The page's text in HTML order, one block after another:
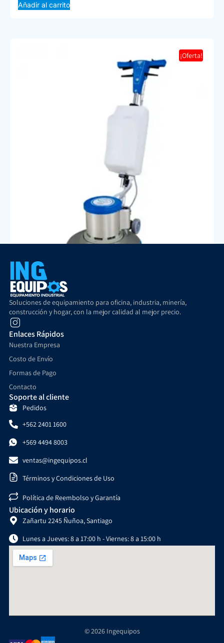
Añadir al carrito
¡Oferta!
Abrillantadora Industrial 17″ MAB-522
$529.900 $ 499.900 + IVA
Añadir al carrito
Soluciones de equipamiento para oficina, industria, minería,
construcción y hogar, con la mejor calidad al mejor precio.
Enlaces Rápidos
Nuestra Empresa
Costo de Envío
Formas de Pago
Contacto
Soporte al cliente
Pedidos
+562 2401 1600
+569 4494 8003
ventas@ingequipos.cl
Términos y Condiciones de Uso
Política de Reembolso y Garantía
Ubicación y horario
Zañartu 2245 Ñuñoa, Santiago
Lunes a Jueves: 8 a 17:00 h - Viernes: 8 a 15:00 h
© 2026 Ingequipos